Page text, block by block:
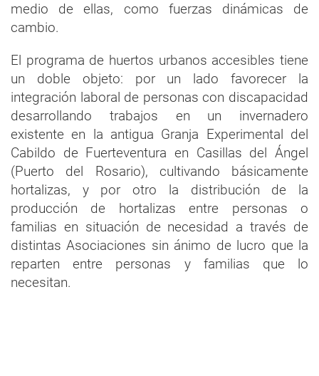
medio de ellas, como fuerzas dinámicas de
cambio.
El programa de huertos urbanos accesibles tiene
un doble objeto: por un lado favorecer la
integración laboral de personas con discapacidad
desarrollando trabajos en un invernadero
existente en la antigua Granja Experimental del
Cabildo de Fuerteventura en Casillas del Ángel
(Puerto del Rosario), cultivando básicamente
hortalizas, y por otro la distribución de la
producción de hortalizas entre personas o
familias en situación de necesidad a través de
distintas Asociaciones sin ánimo de lucro que la
reparten entre personas y familias que lo
necesitan.